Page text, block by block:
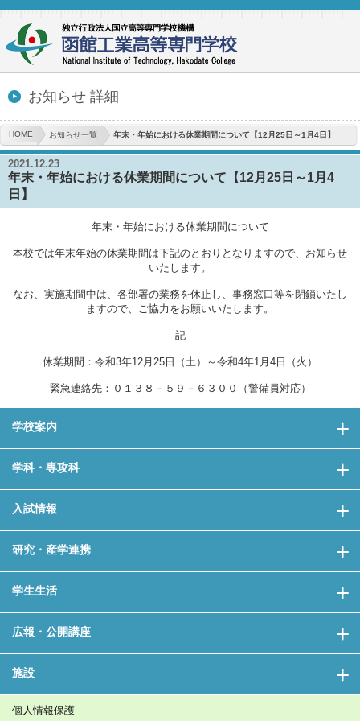
お知らせ 詳細
HOME お知らせ一覧 年末・年始における休業期間について【12月25日～1月4日】
2021.12.23
年末・年始における休業期間について【12月25日～1月4
日】
年末・年始における休業期間について
本校では年末年始の休業期間は下記のとおりとなりますので、お知らせ
いたします。
なお、実施期間中は、各部署の業務を休止し、事務窓口等を閉鎖いたし
ますので、ご協力をお願いいたします。
記
休業期間：令和3年12月25日（土）～令和4年1月4日（火）
緊急連絡先：０１３８－５９－６３００（警備員対応）
学校案内
学科・専攻科
入試情報
研究・産学連携
学生生活
広報・公開講座
施設
個人情報保護